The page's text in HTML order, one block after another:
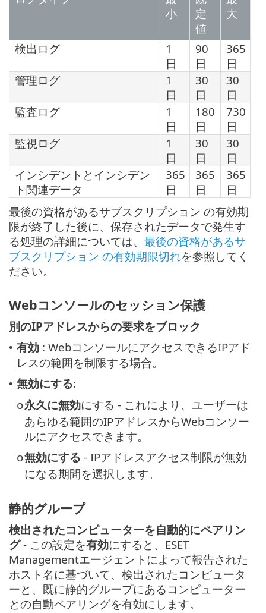
小
定
値
大
検出ログ
1
日
90
日
365
日
管理ログ
1
日
30
日
30
日
監査ログ
1
日
180
日
730
日
監視ログ
1
日
30
日
30
日
インシデントとインシデン
ト関連データ
365
日
365
日
365
日
最後の資格があるサブスクリプション の有効期
限が終了した後に、保存されたデータで発生す
る処理の詳細については、 最後の資格があるサ
ブスクリプション の有効期限切れを参照してく
ださい。
Webコンソールのセッション保護
別のIPアドレスからの要求をブロック
• 有効 : WebコンソールにアクセスできるIPアド
レスの範囲を制限する場合。
• 無効にする:
o永久に無効にする - これにより、ユーザーは
あらゆる範囲のIPアドレスからWebコンソー
ルにアクセスできます。
o無効にする - IPアドレスアクセス制限が無効
になる期間を選択します。
静的グループ
検出されたコンピューターを自動的にペアリン
グ- この設定を有効にすると、ESET
Managementエージェントによって報告された
ホスト名に基づいて、検出されたコンピュータ
ーと、既に静的グループにあるコンピューター
との自動ペアリングを有効にします。